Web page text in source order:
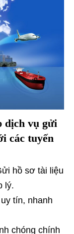
dịch vụ gửi
các tuyến
hồ sơ tài liệu
lý.
tín, nhanh
chóng chính